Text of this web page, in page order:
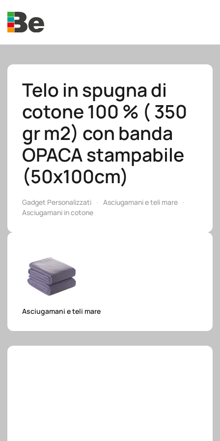
Skip to main content
Telo in spugna di
cotone 100 % ( 350
gr m2) con banda
OPACA stampabile
(50x100cm)
Gadget Personalizzati
Asciugamani e teli mare
Asciugamani in cotone
Asciugamani e teli mare